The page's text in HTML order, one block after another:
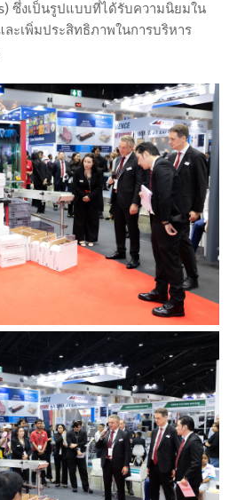
ซึ่งเป็นรูปแบบที่ได้รับความนิยมใน
ะเพิ่มประสิทธิภาพในการบริหาร